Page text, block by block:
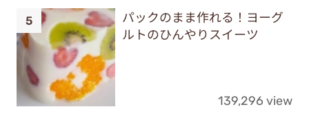
パックのまま作れる！ヨーグ
ルトのひんやりスイーツ
139,296 view